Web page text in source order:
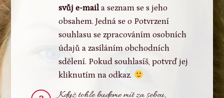
svůj e-mail a seznam se s jeho
obsahem. Jedná se o Potvrzení
souhlasu se zpracováním osobních
údajů a zasíláním obchodních
sdělení. Pokud souhlasíš, potvrď jej
kliknutím na odkaz.
Když tohle budeme mít za sebou,